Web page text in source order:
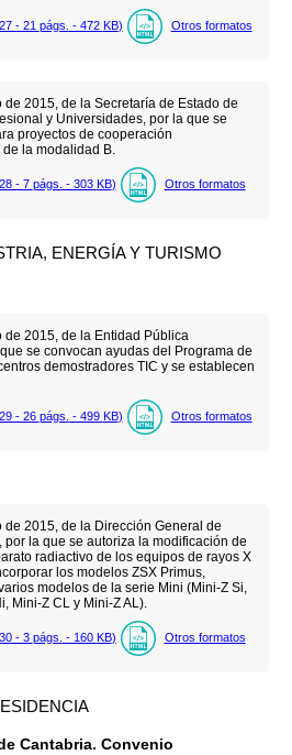
- 21 págs. - 472 KB) Otros formatos
2015, de la Secretaría de Estado de
y Universidades, por la que se
proyectos de cooperación
la modalidad B.
- 7 págs. - 303 KB) Otros formatos
ENERGÍA Y TURISMO
2015, de la Entidad Pública
se convocan ayudas del Programa de
demostradores TIC y se establecen
- 26 págs. - 499 KB) Otros formatos
2015, de la Dirección General de
por la que se autoriza la modificación de
radiactivo de los equipos de rayos X
los modelos ZSX Primus,
modelos de la serie Mini (Mini-Z Si,
Mini-Z CL y Mini-Z AL).
- 3 págs. - 160 KB) Otros formatos
Cantabria. Convenio